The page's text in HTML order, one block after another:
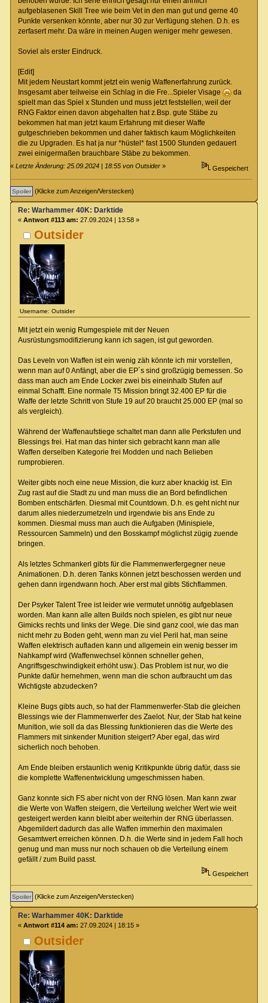
aufgeblasenen Skill Tree wie beim Vet in den man gut und gerne 40
Punkte versenken könnte, aber nur 30 zur Verfügung stehen. D.h. es
zerfasert mehr. Da wäre in meinen Augen weniger mehr gewesen.
Soviel als erster Eindruck.
[Edit]
Mit jedem Neustart kommt jetzt ein wenig Waffenerfahrung zurück.
Insgesamt aber teilweise ein Schlag in die Fre...Spieler Visage
da
spielt man das Spiel x Stunden und muss jetzt feststellen, weil der
RNG Faktor einen davon abgehalten hat z.Bsp. gute Stäbe zu
bekommen hat man jetzt kaum Erfahrung mit dieser Waffe
gutgeschrieben bekommen und daher faktisch kaum Möglichkeiten
die zu Upgraden. Es hat ja nur *hüstel* fast 1500 Stunden gedauert
zwei einigermaßen brauchbare Stäbe zu bekommen.
«Letzte Änderung: 25.09.2024 | 18:55 von Outsider » Gespeichert
(Klicke zum Anzeigen/Verstecken)
Outsider
Username: Outsider
Re: Warhammer 40K: Darktide
« Antwort #113 am: 27.09.2024 | 13:58 »
Mit jetzt ein wenig Rumgespiele mit der Neuen
Ausrüstungsmodifizierung kann ich sagen, ist gut geworden.
Das Leveln von Waffen ist ein wenig zäh könnte ich mir vorstellen,
wenn man auf 0 Anfängt, aber die EP´s sind großzügig bemessen. So
dass man auch am Ende Locker zwei bis eineinhalb Stufen auf
einmal Schafft. Eine normale T5 Mission bringt 32.400 EP für die
Waffe der letzte Schritt von Stufe 19 auf 20 braucht 25.000 EP (mal so
als vergleich).
Während der Waffenaufstiege schaltet man dann alle Perkstufen und
Blessings frei. Hat man das hinter sich gebracht kann man alle
Waffen derselben Kategorie frei Modden und nach Belieben
rumprobieren.
Weiter gibts noch eine neue Mission, die kurz aber knackig ist. Ein
Zug rast auf die Stadt zu und man muss die an Bord befindlichen
Bomben entschärfen. Diesmal mit Countdown. D.h. es geht nicht nur
darum alles niederzumetzeln und irgendwie bis ans Ende zu
kommen. Diesmal muss man auch die Aufgaben (Minispiele,
Ressourcen Sammeln) und den Bosskampf möglichst zügig zuende
bringen.
Als letztes Schmankerl gibts für die Flammenwerfergegner neue
Animationen. D.h. deren Tanks können jetzt beschossen werden und
gehen dann irgendwann hoch. Aber erst mal gibts Stichflammen.
Der Psyker Talent Tree ist leider wie vermutet unnötig aufgeblasen
worden. Man kann alle alten Builds noch spielen, es gibt nur neue
Gimicks rechts und links der Wege. Die sind ganz cool, wie das man
nicht mehr zu Boden geht, wenn man zu viel Peril hat, man seine
Waffen elektrisch aufladen kann und allgemein ein wenig besser im
Nahkampf wird (Waffenwechsel können schneller gehen,
Angriffsgeschwindigkeit erhöht usw.). Das Problem ist nur, wo die
Punkte dafür hernehmen, wenn man die schon aufbraucht um das
Wichtigste abzudecken?
Kleine Bugs gibts auch, so hat der Flammenwerfer-Stab die gleichen
Blessings wie der Flammenwerfer des Zaelot. Nur, der Stab hat keine
Munition, wie soll da das Blessing funktionieren das die Werte des
Flammers mit sinkender Munition steigert? Aber egal, das wird
sicherlich noch behoben.
Am Ende bleiben erstaunlich wenig Kritikpunkte übrig dafür, dass sie
die komplette Waffenentwicklung umgeschmissen haben.
Ganz konnte sich FS aber nicht von der RNG lösen. Man kann zwar
die Werte von Waffen steigern, die Verteilung welcher Wert wie weit
gesteigert werden kann bleibt aber weiterhin der RNG überlassen.
Abgemildert dadurch das alle Waffen immerhin den maximalen
Gesamtwert erreichen können. D.h. die Werte sind in jedem Fall hoch
genug und man muss nur noch schauen ob die Verteilung einem
gefällt / zum Build passt.
Gespeichert
(Klicke zum Anzeigen/Verstecken)
Outsider
Re: Warhammer 40K: Darktide
« Antwort #114 am: 27.09.2024 | 18:15 »